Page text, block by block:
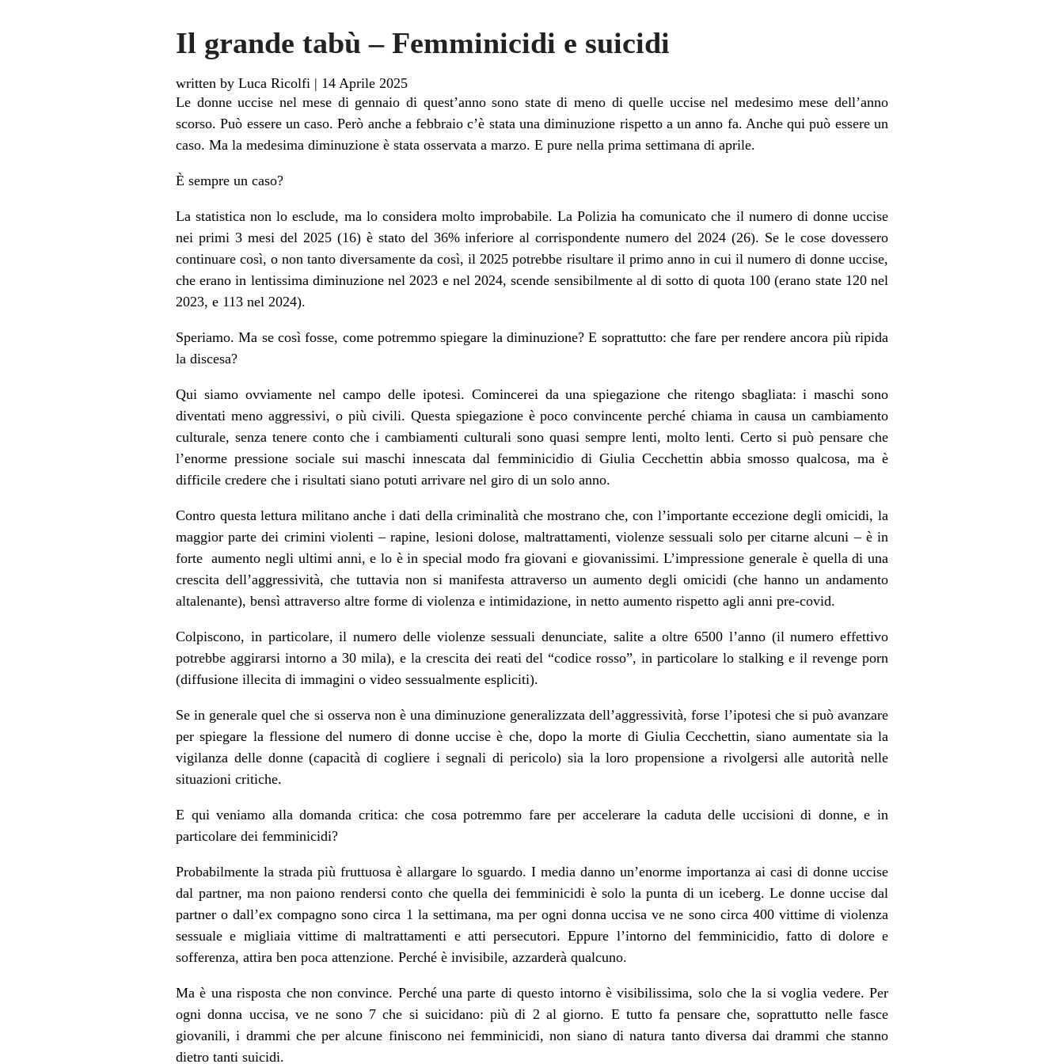
Il grande tabù – Femminicidi e suicidi
written by Luca Ricolfi | 14 Aprile 2025
Le donne uccise nel mese di gennaio di quest’anno sono state di meno di quelle uccise nel medesimo mese dell’anno
scorso. Può essere un caso. Però anche a febbraio c’è stata una diminuzione rispetto a un anno fa. Anche qui può essere un
caso. Ma la medesima diminuzione è stata osservata a marzo. E pure nella prima settimana di aprile.
È sempre un caso?
La statistica non lo esclude, ma lo considera molto improbabile. La Polizia ha comunicato che il numero di donne uccise
nei primi 3 mesi del 2025 (16) è stato del 36% inferiore al corrispondente numero del 2024 (26). Se le cose dovessero
continuare così, o non tanto diversamente da così, il 2025 potrebbe risultare il primo anno in cui il numero di donne uccise,
che erano in lentissima diminuzione nel 2023 e nel 2024, scende sensibilmente al di sotto di quota 100 (erano state 120 nel
2023, e 113 nel 2024).
Speriamo. Ma se così fosse, come potremmo spiegare la diminuzione? E soprattutto: che fare per rendere ancora più ripida
la discesa?
Qui siamo ovviamente nel campo delle ipotesi. Comincerei da una spiegazione che ritengo sbagliata: i maschi sono
diventati meno aggressivi, o più civili. Questa spiegazione è poco convincente perché chiama in causa un cambiamento
culturale, senza tenere conto che i cambiamenti culturali sono quasi sempre lenti, molto lenti. Certo si può pensare che
l’enorme pressione sociale sui maschi innescata dal femminicidio di Giulia Cecchettin abbia smosso qualcosa, ma è
difficile credere che i risultati siano potuti arrivare nel giro di un solo anno.
Contro questa lettura militano anche i dati della criminalità che mostrano che, con l’importante eccezione degli omicidi, la
maggior parte dei crimini violenti – rapine, lesioni dolose, maltrattamenti, violenze sessuali solo per citarne alcuni – è in
forte aumento negli ultimi anni, e lo è in special modo fra giovani e giovanissimi. L’impressione generale è quella di una
crescita dell’aggressività, che tuttavia non si manifesta attraverso un aumento degli omicidi (che hanno un andamento
altalenante), bensì attraverso altre forme di violenza e intimidazione, in netto aumento rispetto agli anni pre-covid.
Colpiscono, in particolare, il numero delle violenze sessuali denunciate, salite a oltre 6500 l’anno (il numero effettivo
potrebbe aggirarsi intorno a 30 mila), e la crescita dei reati del “codice rosso”, in particolare lo stalking e il revenge porn
(diffusione illecita di immagini o video sessualmente espliciti).
Se in generale quel che si osserva non è una diminuzione generalizzata dell’aggressività, forse l’ipotesi che si può avanzare
per spiegare la flessione del numero di donne uccise è che, dopo la morte di Giulia Cecchettin, siano aumentate sia la
vigilanza delle donne (capacità di cogliere i segnali di pericolo) sia la loro propensione a rivolgersi alle autorità nelle
situazioni critiche.
E qui veniamo alla domanda critica: che cosa potremmo fare per accelerare la caduta delle uccisioni di donne, e in
particolare dei femminicidi?
Probabilmente la strada più fruttuosa è allargare lo sguardo. I media danno un’enorme importanza ai casi di donne uccise
dal partner, ma non paiono rendersi conto che quella dei femminicidi è solo la punta di un iceberg. Le donne uccise dal
partner o dall’ex compagno sono circa 1 la settimana, ma per ogni donna uccisa ve ne sono circa 400 vittime di violenza
sessuale e migliaia vittime di maltrattamenti e atti persecutori. Eppure l’intorno del femminicidio, fatto di dolore e
sofferenza, attira ben poca attenzione. Perché è invisibile, azzarderà qualcuno.
Ma è una risposta che non convince. Perché una parte di questo intorno è visibilissima, solo che la si voglia vedere. Per
ogni donna uccisa, ve ne sono 7 che si suicidano: più di 2 al giorno. E tutto fa pensare che, soprattutto nelle fasce
giovanili, i drammi che per alcune finiscono nei femminicidi, non siano di natura tanto diversa dai drammi che stanno
dietro tanti suicidi.